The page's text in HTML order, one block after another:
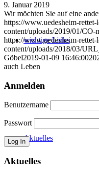
wichtige Links
Aktuelles
9. Januar 2019
Wir möchten Sie auf eine
https://www.uedesheim-rettet-
content/uploads/2019/01/CO-
https://www.uedesheim-rettet-
content/uploads/2018/03/
Göbel2019-01-09 16:46:00
auch Leben
Anmelden
Benutzername
Passwort
Aktuelles